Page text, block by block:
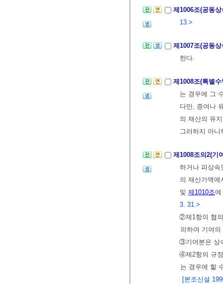
제1006조(공동
13.>
제1007조(공동
한다.
제1008조(특별
는 경우에 그
다만, 증여나
의 재산의 유
그러하지 아
제1008조의2(기
하거나 피상속
의 재산가액
및 제1010조에
3. 31.>
②제1항의 협
의하여 기여
③기여분은 상
④제2항의 규
는 경우에 할
[본조신설